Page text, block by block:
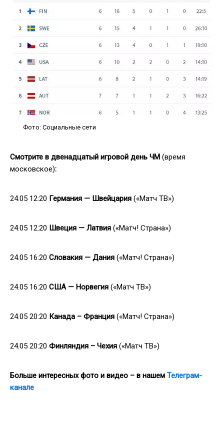
Фото: Социальные сети
Смотрите в двенадцатый игровой день ЧМ (время
московское):
24.05 12:20 Германия — Швейцария («Матч ТВ»)
24.05 12:20 Швеция — Латвия («Матч! Страна»)
24.05 16:20 Словакия — Дания («Матч! Страна»)
24.05 16:20 США — Норвегия («Матч ТВ»)
24.05 20:20 Канада – Франция («Матч! Страна»)
24.05 20:20 Финляндия – Чехия («Матч ТВ»)
Больше интересных фото и видео – в нашем Телеграм-
канале